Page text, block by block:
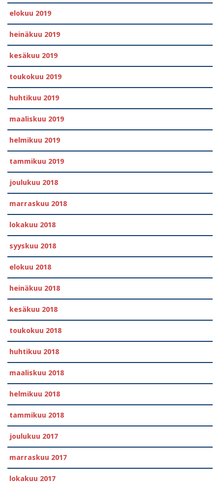
elokuu 2019
heinäkuu 2019
kesäkuu 2019
toukokuu 2019
huhtikuu 2019
maaliskuu 2019
helmikuu 2019
tammikuu 2019
joulukuu 2018
marraskuu 2018
lokakuu 2018
syyskuu 2018
elokuu 2018
heinäkuu 2018
kesäkuu 2018
toukokuu 2018
huhtikuu 2018
maaliskuu 2018
helmikuu 2018
tammikuu 2018
joulukuu 2017
marraskuu 2017
lokakuu 2017